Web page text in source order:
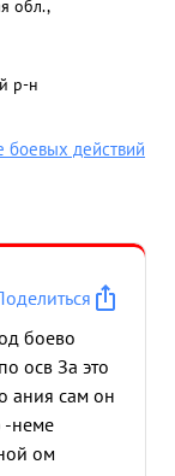
обл.,
р-н
боевых действий
боево
осв За это
ания сам он
-неме
ом